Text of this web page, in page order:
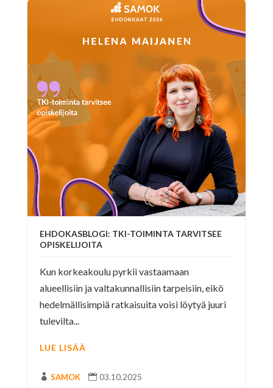
EHDOKASBLOGI: TKI-TOIMINTA TARVITSEE
OPISKELIJOITA
Kun korkeakoulu pyrkii vastaamaan
alueellisiin ja valtakunnallisiin tarpeisiin, eikö
hedelmällisimpiä ratkaisuita voisi löytyä juuri
tulevilta...
LUE LISÄÄ
 SAMOK  03.10.2025